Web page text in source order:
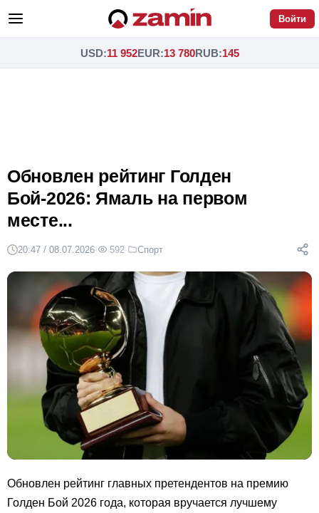
Войти
USD:11 952EUR:13 780RUB:145
Обновлен рейтинг Голден
Бой-2026: Ямаль на первом
месте...
20:47 / 08.07.2026· 592· Спорт
Обновлен рейтинг главных претендентов на премию
Голден Бой 2026 года, которая вручается лучшему